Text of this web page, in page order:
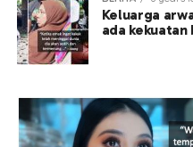
Keluarga
ada kekuatan